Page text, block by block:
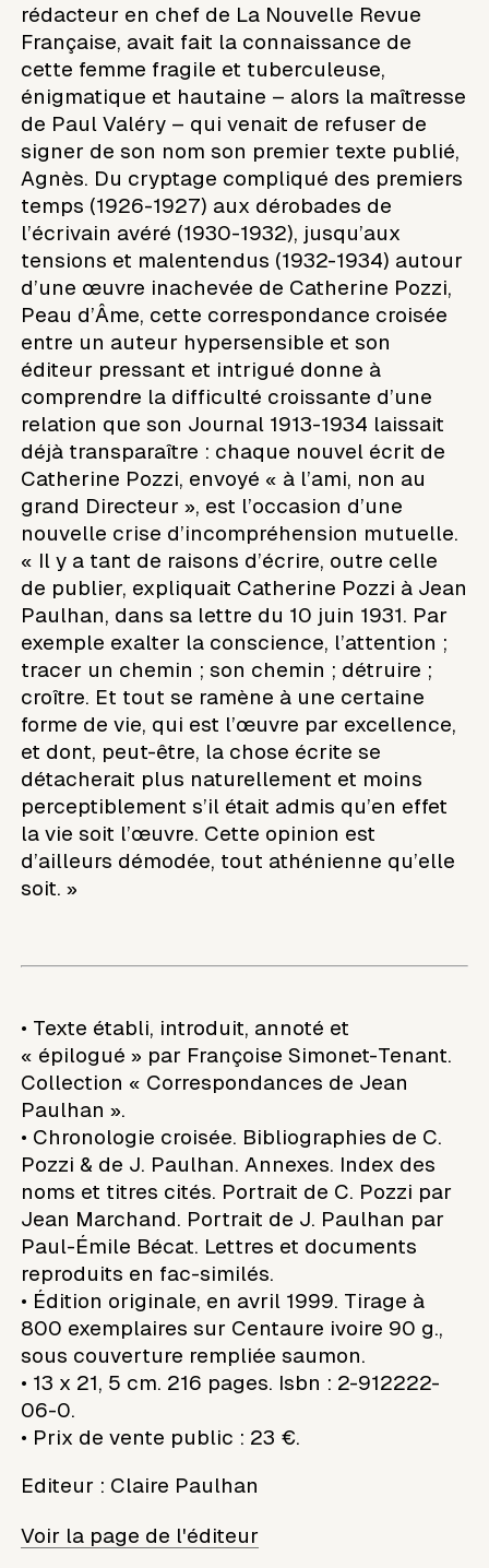
rédacteur en chef de La Nouvelle Revue
Française, avait fait la connaissance de
cette femme fragile et tuberculeuse,
énigmatique et hautaine – alors la maîtresse
de Paul Valéry – qui venait de refuser de
signer de son nom son premier texte publié,
Agnès. Du cryptage compliqué des premiers
temps (1926-1927) aux dérobades de
l’écrivain avéré (1930-1932), jusqu’aux
tensions et malentendus (1932-1934) autour
d’une œuvre inachevée de Catherine Pozzi,
Peau d’Âme, cette correspondance croisée
entre un auteur hypersensible et son
éditeur pressant et intrigué donne à
comprendre la difficulté croissante d’une
relation que son Journal 1913-1934 laissait
déjà transparaître : chaque nouvel écrit de
Catherine Pozzi, envoyé « à l’ami, non au
grand Directeur », est l’occasion d’une
nouvelle crise d’incompréhension mutuelle.
« Il y a tant de raisons d’écrire, outre celle
de publier, expliquait Catherine Pozzi à Jean
Paulhan, dans sa lettre du 10 juin 1931. Par
exemple exalter la conscience, l’attention ;
tracer un chemin ; son chemin ; détruire ;
croître. Et tout se ramène à une certaine
forme de vie, qui est l’œuvre par excellence,
et dont, peut-être, la chose écrite se
détacherait plus naturellement et moins
perceptiblement s’il était admis qu’en effet
la vie soit l’œuvre. Cette opinion est
d’ailleurs démodée, tout athénienne qu’elle
soit. »
• Texte établi, introduit, annoté et
« épilogué » par Françoise Simonet-Tenant.
Collection « Correspondances de Jean
Paulhan ».
• Chronologie croisée. Bibliographies de C.
Pozzi & de J. Paulhan. Annexes. Index des
noms et titres cités. Portrait de C. Pozzi par
Jean Marchand. Portrait de J. Paulhan par
Paul-Émile Bécat. Lettres et documents
reproduits en fac-similés.
• Édition originale, en avril 1999. Tirage à
800 exemplaires sur Centaure ivoire 90 g.,
sous couverture rempliée saumon.
• 13 x 21, 5 cm. 216 pages. Isbn : 2-912222-
06-0.
• Prix de vente public : 23 €.
Editeur : Claire Paulhan
Voir la page de l'éditeur